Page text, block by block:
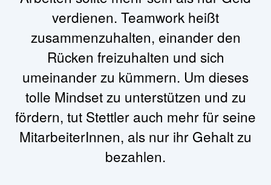
verdienen. Teamwork heißt
zusammenzuhalten, einander den
Rücken freizuhalten und sich
umeinander zu kümmern. Um dieses
tolle Mindset zu unterstützen und zu
fördern, tut Stettler auch mehr für seine
MitarbeiterInnen, als nur ihr Gehalt zu
bezahlen.